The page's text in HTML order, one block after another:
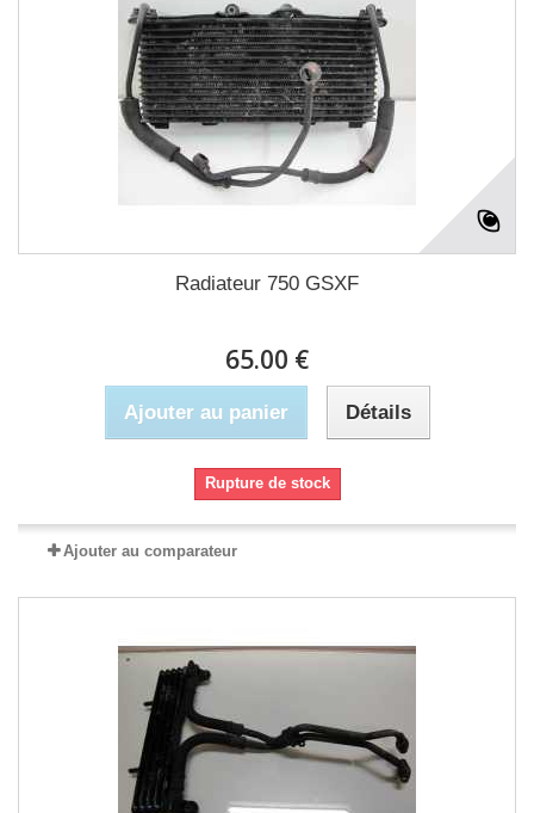
Radiateur 750 GSXF
65.00 €
Ajouter au panier Détails
Rupture de stock
Ajouter au comparateur